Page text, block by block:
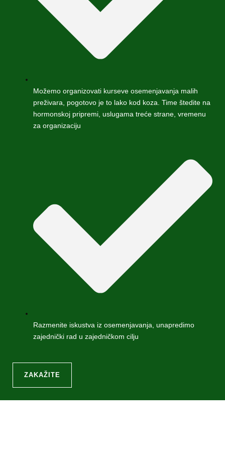
Možemo organizovati kurseve osemenjavanja malih
preživara, pogotovo je to lako kod koza. Time štedite na
hormonskoj pripremi, uslugama treće strane, vremenu
za organizaciju
Razmenite iskustva iz osemenjavanja, unapredimo
zajednički rad u zajedničkom cilju
ZAKAŽITE